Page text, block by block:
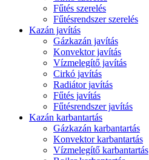
Fűtés szerelés
Fűtésrendszer szerelés
Kazán javítás
Gázkazán javítás
Konvektor javítás
Vízmelegítő javítás
Cirkó javítás
Radiátor javítás
Fűtés javítás
Fűtésrendszer javítás
Kazán karbantartás
Gázkazán karbantartás
Konvektor karbantartás
Vízmelegítő karbantartás